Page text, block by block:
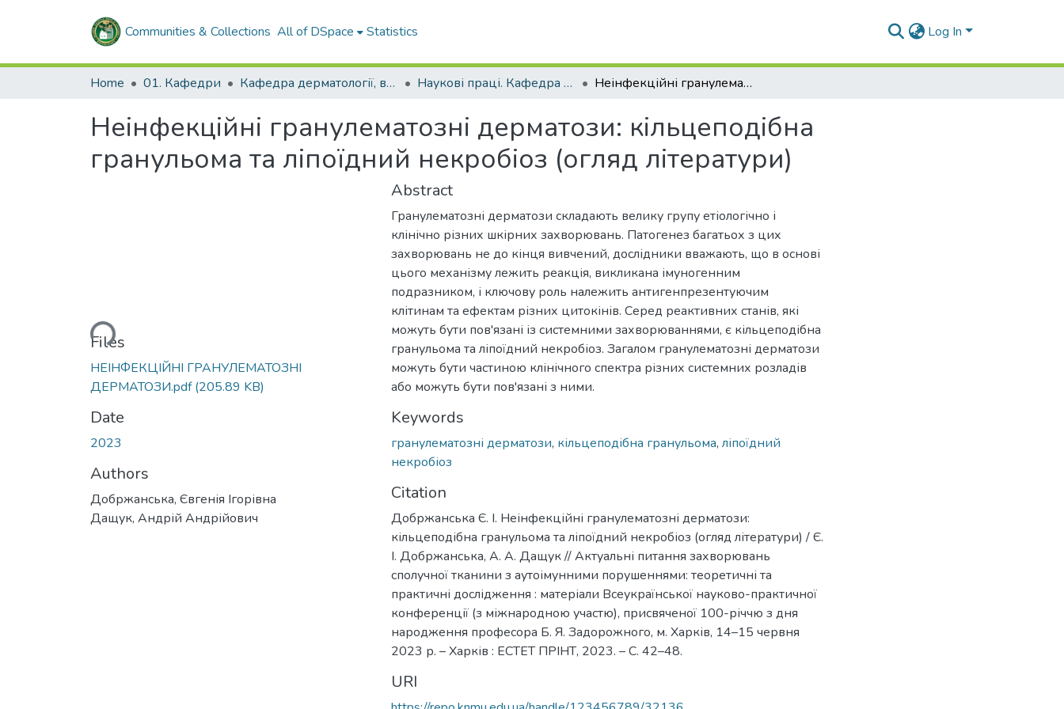
Communities & Collections All of DSpace Statistics Log In
Home 01. Кафедри Кафедра дерматології, венерології і СНІДу Наукові праці. Кафедра дерматології, венерології і СНІДу Неінфекційні гранулематозні дерматози: кільцеподібна гранульома та ліпоїдний некробіоз (огляд літератури)
Неінфекційні гранулематозні дерматози: кільцеподібна
гранульома та ліпоїдний некробіоз (огляд літератури)
Loading...
Files
НЕІНФЕКЦІЙНІ ГРАНУЛЕМАТОЗНІ
ДЕРМАТОЗИ.pdf(205.89 KB)
Date
2023
Authors
Добржанська, Євгенія Ігорівна
Дащук, Андрій Андрійович
Abstract
Гранулематозні дерматози складають велику групу етіологічно і
клінічно різних шкірних захворювань. Патогенез багатьох з цих
захворювань не до кінця вивчений, дослідники вважають, що в основі
цього механізму лежить реакція, викликана імуногенним
подразником, і ключову роль належить антигенпрезентуючим
клітинам та ефектам різних цитокінів. Серед реактивних станів, які
можуть бути пов'язані із системними захворюваннями, є кільцеподібна
гранульома та ліпоїдний некробіоз. Загалом гранулематозні дерматози
можуть бути частиною клінічного спектра різних системних розладів
або можуть бути пов'язані з ними.
Keywords
гранулематозні дерматози, кільцеподібна гранульома, ліпоїдний
некробіоз
Citation
Добржанська Є. І. Неінфекційні гранулематозні дерматози:
кільцеподібна гранульома та ліпоїдний некробіоз (огляд літератури) / Є.
І. Добржанська, А. А. Дащук // Актуальні питання захворювань
сполучної тканини з аутоімунними порушеннями: теоретичні та
практичні дослідження : матеріали Всеукраїнської науково-практичної
конференції (з міжнародною участю), присвяченої 100-річчю з дня
народження професора Б. Я. Задорожного, м. Харків, 14–15 червня
2023 р. – Харків : ЕСТЕТ ПРІНТ, 2023. – С. 42–48.
URI